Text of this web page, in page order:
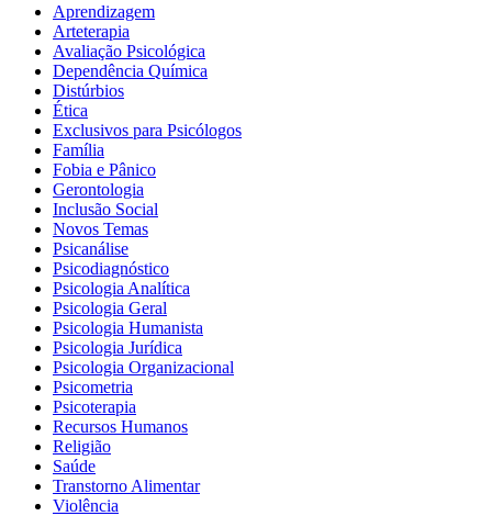
Aprendizagem
Arteterapia
Avaliação Psicológica
Dependência Química
Distúrbios
Ética
Exclusivos para Psicólogos
Família
Fobia e Pânico
Gerontologia
Inclusão Social
Novos Temas
Psicanálise
Psicodiagnóstico
Psicologia Analítica
Psicologia Geral
Psicologia Humanista
Psicologia Jurídica
Psicologia Organizacional
Psicometria
Psicoterapia
Recursos Humanos
Religião
Saúde
Transtorno Alimentar
Violência